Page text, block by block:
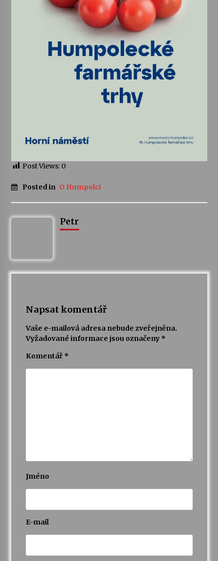
Votavžatský ploty
23. 7. 2026
Letní koncerty ve Stromovce: Rufus Miller
22. 7. 2026
14. 7. 2026
odkaz Josefa Čapka
13. 7. 2026
Post Views: 0
Posted in O Humpolci
Petr
Napsat komentář
Vaše e-mailová adresa nebude zveřejněna.
Vyžadované informace jsou označeny *
Komentář *
Jméno
E-mail